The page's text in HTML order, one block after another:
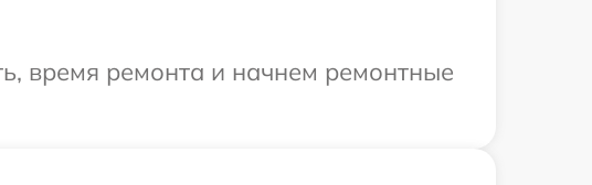
время ремонта и начнем ремонтные